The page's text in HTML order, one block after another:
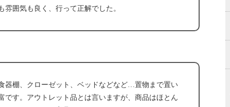
雰囲気も良く、行って正解でした。
器棚、クローゼット、ベッドなどなど…置物まで置い
です。アウトレット品とは言いますが、商品はほとん